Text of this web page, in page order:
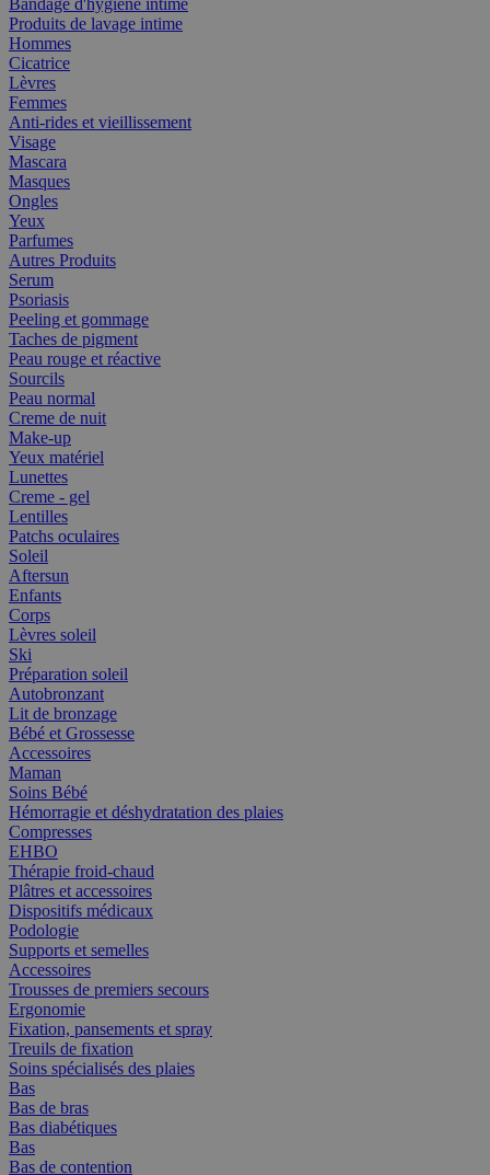
Bandage d'hygiène intime
Produits de lavage intime
Hommes
Cicatrice
Lèvres
Femmes
Anti-rides et vieillissement
Visage
Mascara
Masques
Ongles
Yeux
Parfumes
Autres Produits
Serum
Psoriasis
Peeling et gommage
Taches de pigment
Peau rouge et réactive
Sourcils
Peau normal
Creme de nuit
Make-up
Yeux matériel
Lunettes
Creme - gel
Lentilles
Patchs oculaires
Soleil
Aftersun
Enfants
Corps
Lèvres soleil
Ski
Préparation soleil
Autobronzant
Lit de bronzage
Bébé et Grossesse
Accessoires
Maman
Soins Bébé
Hémorragie et déshydratation des plaies
Compresses
EHBO
Thérapie froid-chaud
Plâtres et accessoires
Dispositifs médicaux
Podologie
Supports et semelles
Accessoires
Trousses de premiers secours
Ergonomie
Fixation, pansements et spray
Treuils de fixation
Soins spécialisés des plaies
Bas
Bas de bras
Bas diabétiques
Bas
Bas de contention